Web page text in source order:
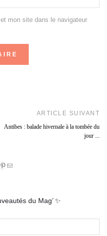
mon site dans le navigateur
ARTICLE SUIVANT
Antibes : balade hivernale à la tombée du
jour ...
Pinterest
E-
du Mag’ ✨